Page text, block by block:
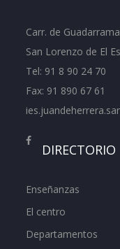
Carr. de
San Lorenzo de El
Tel: 91 8 90 24 70
Fax: 91 890 67 61
DIRECTORIO
Enseñanzas
El centro
Departamentos